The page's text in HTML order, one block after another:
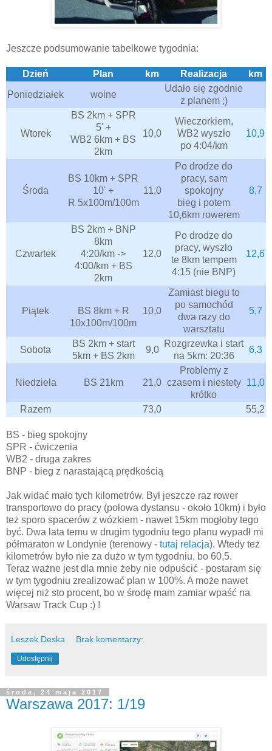
Jeszcze podsumowanie tabelkowe tygodnia:
Dzień Plan km Realizacja
km
Poniedziałek
wolne
Udało się zgodnie
z planem ;)
Wtorek
BS 2km + SPR
5' +
WB2 6km + BS
2km
10,0
Wieczorkiem,
WB2 wyszło
po 4:04/km
10,9
Środa
BS 10km + SPR
10' +
R 5x100m/100m
11,0
Po drodze do
pracy, sam
spokojny
bieg i potem
10,6km rowerem
8,7
Czwartek
BS 2km + BNP
8km
4:20/km ->
4:00/km + BS
2km
12,0
Po drodze do
pracy, wyszło
te 8km tempem
4:15 (nie BNP)
12,6
Piątek
BS 8km + R
10x100m/100m
10,0
Zamiast biegu to
po samochód
dwa razy do
warsztatu
5,7
Sobota
BS 2km + start
5km + BS 2km
9,0
Rozgrzewka i start
na 5km: 20:36
6,3
Niedziela BS 21km 21,0
Problemy z
czasem i niestety
krótko
11,0
Razem 73,0 55,2
BS - bieg spokojny
SPR - ćwiczenia
WB2 - druga zakres
BNP - bieg z narastającą prędkością
Jak widać mało tych kilometrów. Był jeszcze raz rower
transportowo do pracy (połowa dystansu - około 10km) i było
też sporo spacerów z wózkiem - nawet 15km mogłoby tego
być. Dwa lata temu w drugim tygodniu tego planu wypadł mi
półmaraton w Londynie (terenowy - tutaj relacja). Wtedy też
kilometrów było nie za dużo w tym tygodniu, bo 60,5.
Teraz ważne jest dla mnie żeby nie odpuścić - postaram się
w tym tygodniu zrealizować plan w 100%. A może nawet
więcej niż sto procent, bo w środę mam zamiar wpaść na
Warsaw Track Cup :) !
Leszek Deska Brak komentarzy:
Udostępnij
środa, 24 maja 2017
Warszawa 2017: 1/19